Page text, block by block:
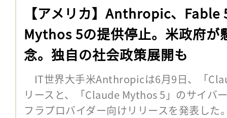
【アメリカ】Anthropic、Fable
Mythos 5の提供停止。米政府が
念。独自の社会政策展開も
IT世界大手米Anthropicは6月9日、「
リースと、「Claude Mythos 5」のサイバ
フラプロバイダー向けリリースを発表し